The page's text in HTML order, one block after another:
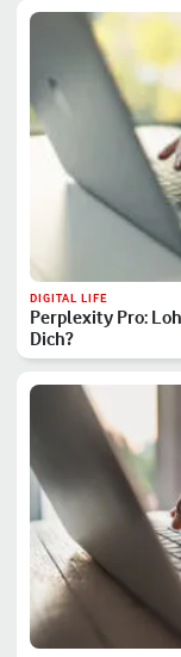
DIGITAL LIFE
Perplexity Pro:
Dich?